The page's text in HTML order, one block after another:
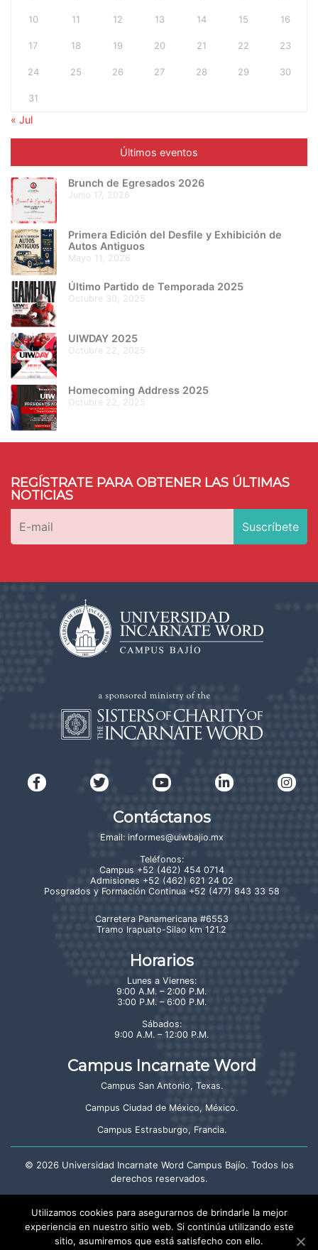
10 11 12 13 14 15 16
17 18 19 20 21 22 23
24 25 26 27 28 29 30
31
« Jul
Últimos eventos
Brunch de Egresados 2026
junio 17, 2026
Primera Edición del Desfile y Exhibición de
Autos Antiguos
mayo 11, 2026
Último Partido de Temporada 2025
octubre 30, 2025
UIWDAY 2025
octubre 22, 2025
Homecoming Address 2025
octubre 22, 2025
REGÍSTRATE PARA OBTENER LAS ÚLTIMAS
NOTICIAS
Contáctanos
Email: informes@uiwbajio.mx
Teléfonos:
Campus +52 (462) 454 0714
Admisiones +52 (462) 621 24 02
Posgrados y Formación Continua +52 (477) 843 33 58
Carretera Panamericana #6553
Tramo Irapuato-Silao km 121.2
Horarios
Lunes a Viernes:
9:00 A.M. – 2:00 P.M.
3:00 P.M. – 6:00 P.M.
Sábados:
9:00 A.M. – 12:00 P.M.
Campus Incarnate Word
Campus San Antonio, Texas.
Campus Ciudad de México, México.
Campus Estrasburgo, Francia.
© 2026Universidad Incarnate Word Campus Bajío. Todos los
derechos reservados.
Crayón: Estudio Creativo
Utilizamos cookies para asegurarnos de brindarle la mejor
experiencia en nuestro sitio web. Si continúa utilizando este
sitio, asumiremos que está satisfecho con ello.